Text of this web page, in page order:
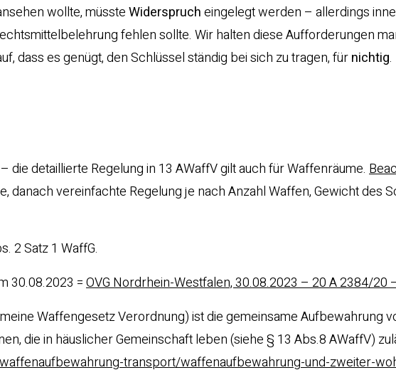
wollte, müssteWidersprucheingelegt werden – allerdings
fehlen sollte. Wir halten diese Aufforderungen
dass es genügt, den Schlüssel ständig bei sich zu tragen, fürnichtig.
die detaillierte Regelung in 13 AWaffV gilt auch für Waffenräume.
danach vereinfachte Regelung je nach Anzahl Waffen, Gewicht des
2 Satz 1 WaffG.
30.08.2023 =OVG Nordrhein-Westfalen, 30.08.2023 – 20 A 2384/20
Waffengesetz Verordnung) ist die gemeinsame Aufbewahrung
die in häuslicher Gemeinschaft leben (siehe § 13 Abs.8 AWaffV)
transport/waffenaufbewahrung-und-zweiter-